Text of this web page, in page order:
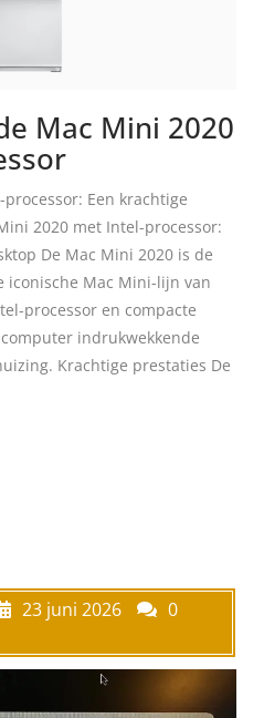
Mac Mini 2020
Een krachtige
2020 met Intel-processor:
De Mac Mini 2020 is de
iconische Mac Mini-lijn van
processor en compacte
indrukwekkende
Krachtige prestaties De
23 juni 2026
0